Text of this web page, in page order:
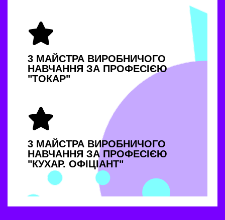
3 МАЙСТРА ВИРОБНИЧОГО
НАВЧАННЯ ЗА ПРОФЕСІЄЮ
"ТОКАР"
3 МАЙСТРА ВИРОБНИЧОГО
НАВЧАННЯ ЗА ПРОФЕСІЄЮ
"КУХАР. ОФІЦІАНТ"